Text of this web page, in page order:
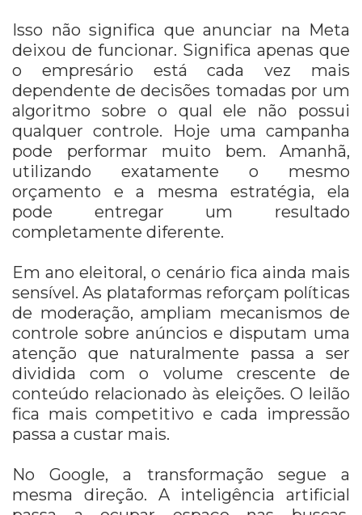
Isso não significa que anunciar na Meta
deixou de funcionar. Significa apenas que
o empresário está cada vez mais
dependente de decisões tomadas por um
algoritmo sobre o qual ele não possui
qualquer controle. Hoje uma campanha
pode performar muito bem. Amanhã,
utilizando exatamente o mesmo
orçamento e a mesma estratégia, ela
pode entregar um resultado
completamente diferente.
Em ano eleitoral, o cenário fica ainda mais
sensível. As plataformas reforçam políticas
de moderação, ampliam mecanismos de
controle sobre anúncios e disputam uma
atenção que naturalmente passa a ser
dividida com o volume crescente de
conteúdo relacionado às eleições. O leilão
fica mais competitivo e cada impressão
passa a custar mais.
No Google, a transformação segue a
mesma direção. A inteligência artificial